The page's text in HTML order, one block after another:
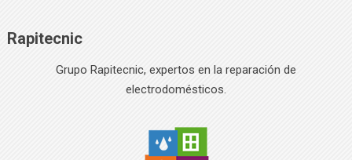
Rapitecnic
Grupo Rapitecnic, expertos en la reparación de
electrodomésticos.